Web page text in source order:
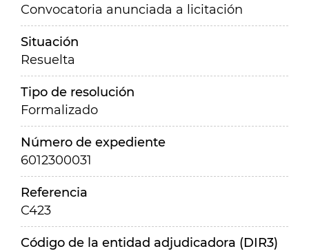
Convocatoria anunciada a licitación
Situación
Resuelta
Tipo de resolución
Formalizado
Número de expediente
6012300031
Referencia
C423
Código de la entidad adjudicadora (DIR3)